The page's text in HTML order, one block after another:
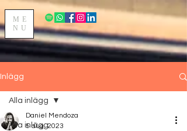
ME
NU
Inlägg
Alla inlägg
Alla inlägg
Daniel Mendoza
5 aug. 2023